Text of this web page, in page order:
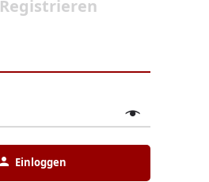
Registrieren
Einloggen